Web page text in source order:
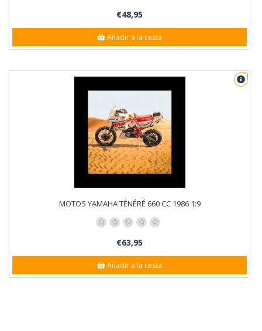
€48,95
Añadir a la cesta
MOTOS YAMAHA TÉNÉRÉ 660 CC 1986 1:9
€63,95
Añadir a la cesta